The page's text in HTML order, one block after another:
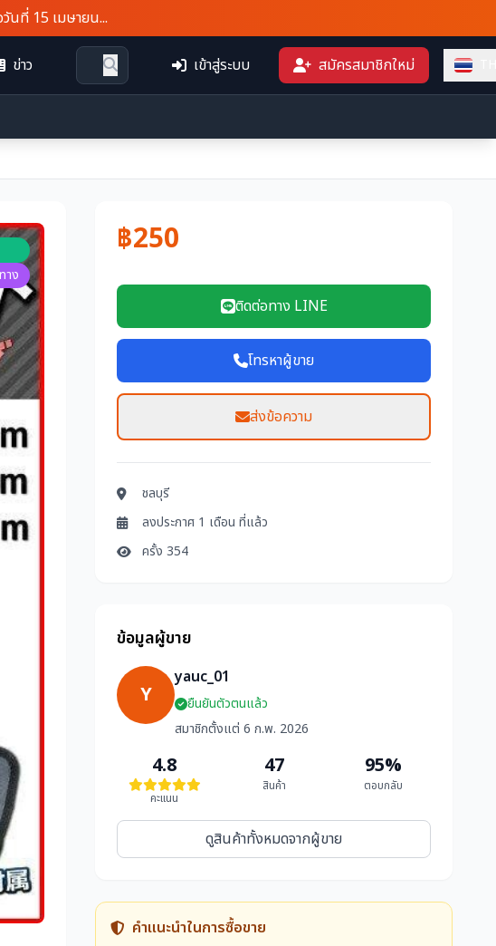
เมษายน...
ข่าว เข้าสู่ระบบ สมัครสมาชิกใหม่
าง
฿250
ติดต่อทาง LINE
โทรหาผู้ขาย
ส่งข้อความ
ชลบุรี
ลงประกาศ 1 เดือน ที่แล้ว
ครั้ง 354
ข้อมูลผู้ขาย
Y
yauc_01
ยืนยันตัวตนแล้ว
สมาชิกตั้งแต่ 6 ก.พ. 2026
4.8
คะแนน
47
สินค้า
95%
ตอบกลับ
ดูสินค้าทั้งหมดจากผู้ขาย
คำแนะนำในการซื้อขาย